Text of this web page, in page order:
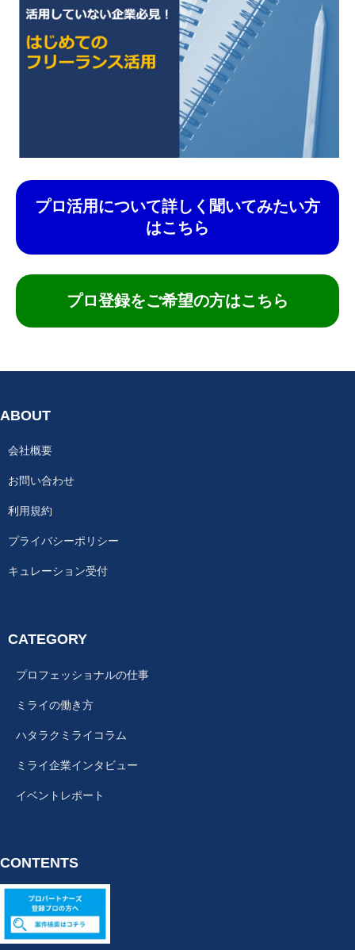
プロ活用について詳しく聞いてみたい方
はこちら
プロ登録をご希望の方はこちら
ABOUT
会社概要
お問い合わせ
利用規約
プライバシーポリシー
キュレーション受付
CATEGORY
プロフェッショナルの仕事
ミライの働き方
ハタラクミライコラム
ミライ企業インタビュー
イベントレポート
CONTENTS